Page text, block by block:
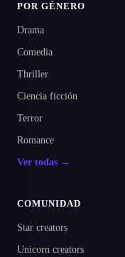
POR GÉNERO
Drama
Comedia
Thriller
Ciencia ficción
Terror
Romance
Ver todas →
COMUNIDAD
Star creators
Unicorn creators